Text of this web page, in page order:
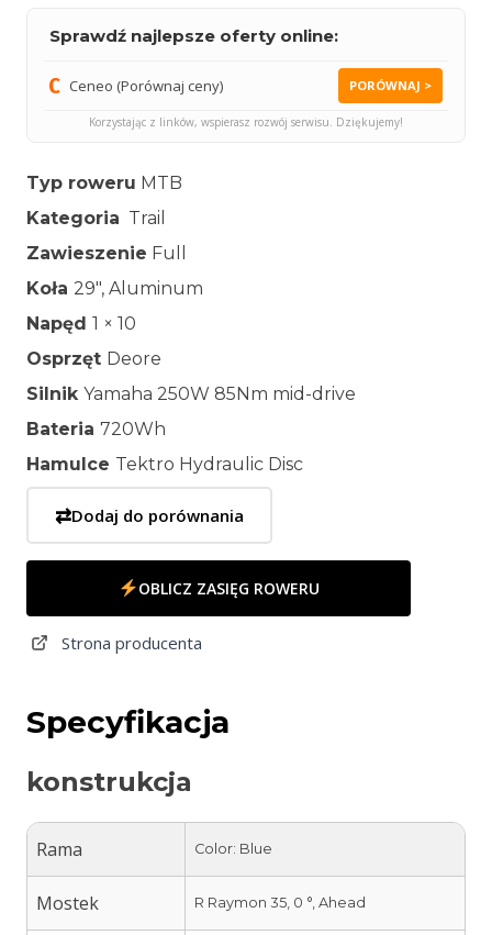
Sprawdź najlepsze oferty online:
Ceneo (Porównaj ceny) PORÓWNAJ >
Korzystając z linków, wspierasz rozwój serwisu. Dziękujemy!
Typ roweru MTB
Kategoria Trail
Zawieszenie Full
Koła 29″, Aluminum
Napęd 1 × 10
Osprzęt Deore
Silnik Yamaha 250W 85Nm mid-drive
Bateria 720Wh
Hamulce Tektro Hydraulic Disc
⇄Dodaj do porównania
OBLICZ ZASIĘG ROWERU
Strona producenta
Specyfikacja
konstrukcja
Rama Color: Blue
Mostek R Raymon 35, 0 °, Ahead